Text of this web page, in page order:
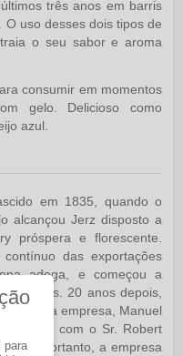
três anos em barris
uso desses dois tipos de
o seu sabor e aroma
consumir em momentos
gelo. Delicioso como
azul.
em 1835, quando o
alcançou Jerz disposto a
próspera e florescente.
contínuo das exportações
adega, e começou a
vinhos. 20 anos depois,
de sua empresa, Manuel
parceria com o Sr. Robert
e, portanto, a empresa
para